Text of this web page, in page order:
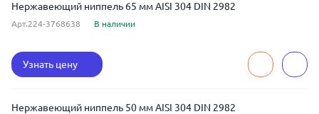
Нержавеющий ниппель 65 мм AISI 304 DIN 2982
Арт.224-3768638 В наличии
Узнать цену
Нержавеющий ниппель 50 мм AISI 304 DIN 2982